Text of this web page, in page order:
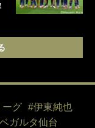
ーグ
#伊東純也
ガルタ仙台